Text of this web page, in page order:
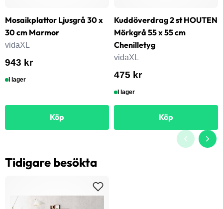
Mosaikplattor Ljusgrå 30 x
30 cm Marmor
vidaXL
943 kr
I lager
Köp
Kuddöverdrag 2 st HOUTEN
Mörkgrå 55 x 55 cm
Chenilletyg
vidaXL
475 kr
I lager
Köp
Tidigare besökta